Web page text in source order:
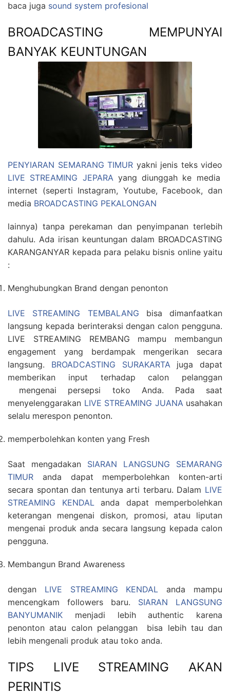
baca juga sound system profesional
BROADCASTING MEMPUNYAI
BANYAK KEUNTUNGAN
PENYIARAN SEMARANG TIMUR yakni jenis teks video
LIVE STREAMING JEPARAyang diunggah ke media
internet (seperti Instagram, Youtube, Facebook, dan
media BROADCASTING PEKALONGAN
lainnya) tanpa perekaman dan penyimpanan terlebih
dahulu. Ada irisan keuntungan dalam BROADCASTING
KARANGANYAR kepada para pelaku bisnis online yaitu
:
Menghubungkan Brand dengan penonton
LIVE STREAMING TEMBALANG bisa dimanfaatkan
langsung kepada berinteraksi dengan calon pengguna.
LIVE STREAMING REMBANG mampu membangun
engagement yang berdampak mengerikan secara
langsung. BROADCASTING SURAKARTAjuga dapat
memberikan input terhadap calon pelanggan
mengenai persepsi toko Anda. Pada saat
menyelenggarakan LIVE STREAMING JUANAusahakan
selalu merespon penonton.
memperbolehkan konten yang Fresh
Saat mengadakan SIARAN LANGSUNG SEMARANG
TIMUR anda dapat memperbolehkan konten-arti
secara spontan dan tentunya arti terbaru. Dalam LIVE
STREAMING KENDALanda dapat memperbolehkan
keterangan mengenai diskon, promosi, atau liputan
mengenai produk anda secara langsung kepada calon
pengguna.
Membangun Brand Awareness
dengan LIVE STREAMING KENDAL anda mampu
mencengkam followers baru. SIARAN LANGSUNG
BANYUMANIK menjadi lebih authentic karena
penonton atau calon pelanggan bisa lebih tau dan
lebih mengenali produk atau toko anda.
TIPS LIVE STREAMING AKAN
PERINTIS